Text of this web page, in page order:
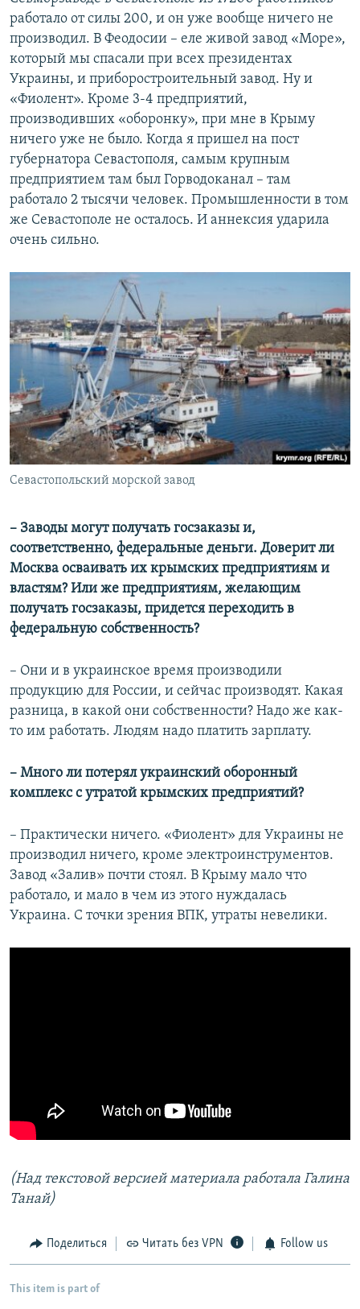
работало от силы 200, и он уже вообще ничего не
производил. В Феодосии – еле живой завод «Море»,
который мы спасали при всех президентах
Украины, и приборостроительный завод. Ну и
«Фиолент». Кроме 3-4 предприятий,
производивших «оборонку», при мне в Крыму
ничего уже не было. Когда я пришел на пост
губернатора Севастополя, самым крупным
предприятием там был Горводоканал – там
работало 2 тысячи человек. Промышленности в том
же Севастополе не осталось. И аннексия ударила
очень сильно.
Севастопольский морской завод
– Заводы могут получать госзаказы и,
соответственно, федеральные деньги. Доверит ли
Москва осваивать их крымских предприятиям и
властям? Или же предприятиям, желающим
получать госзаказы, придется переходить в
федеральную собственность?
– Они и в украинское время производили
продукцию для России, и сейчас производят. Какая
разница, в какой они собственности? Надо же как-
то им работать. Людям надо платить зарплату.
– Много ли потерял украинский оборонный
комплекс с утратой крымских предприятий?
– Практически ничего. «Фиолент» для Украины не
производил ничего, кроме электроинструментов.
Завод «Залив» почти стоял. В Крыму мало что
работало, и мало в чем из этого нуждалась
Украина. С точки зрения ВПК, утраты невелики.
(Над текстовой версией материала работала Галина
Танай)
Поделиться Читать без VPN Follow us
This item is part of